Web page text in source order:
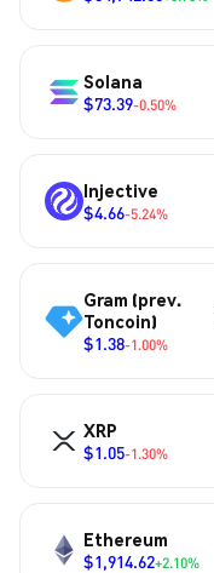
Solana
$73.39-0.50%
Injective
$4.66-5.24%
Gram (prev.
Toncoin)
$1.38-1.00%
XRP
$1.05-1.30%
Ethereum
$1,914.62+2.10%